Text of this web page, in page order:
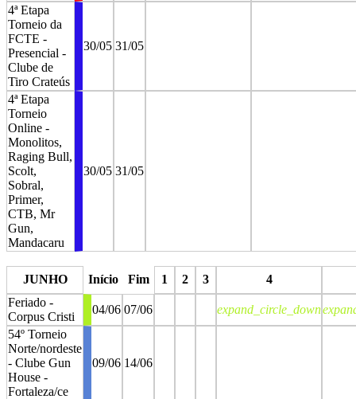
4ª Etapa
Torneio da
FCTE -
Presencial -
Clube de
Tiro Crateús
30/05 31/05
4ª Etapa
Torneio
Online -
Monolitos,
Raging Bull,
Scolt,
Sobral,
Primer,
CTB, Mr
Gun,
Mandacaru
30/05 31/05
JUNHO
Início Fim 1 2 3
4
Feriado -
Corpus Cristi
04/06 07/06 expand_circle_down
54º Torneio
Norte/nordeste
- Clube Gun
House -
Fortaleza/ce
09/06 14/06